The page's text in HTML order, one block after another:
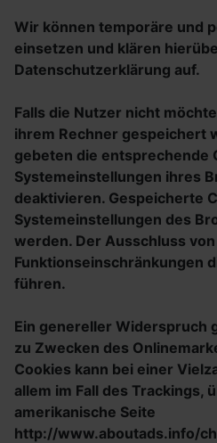
Wir können temporäre und
einsetzen und klären
Datenschutzerklärung auf.
Falls die Nutzer nicht
ihrem Rechner gespeichert
gebeten die entsprechende
Systemeinstellungen ihres
deaktivieren. Gespeicherte
Systemeinstellungen des
werden. Der Ausschluss
Funktionseinschränkungen
führen.
Ein genereller Widerspruch
zu Zwecken des
Cookies kann bei einer
allem im Fall des Trackings,
amerikanische Seite
http://www.aboutads.info/